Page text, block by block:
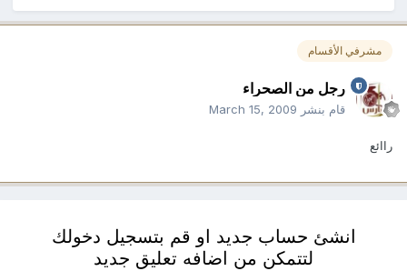
مشرفي الأقسام
رجل من الصحراء
قام بنشر March 15, 2009
راائع
انشئ حساب جديد او قم بتسجيل دخولك
لتتمكن من اضافه تعليق جديد